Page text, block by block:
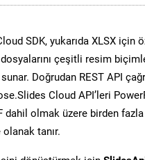
SDK, yukarıda XLSX için
çeşitli resim
Doğrudan REST API
Cloud API’leri
dahil olmak üzere birden
tanır.